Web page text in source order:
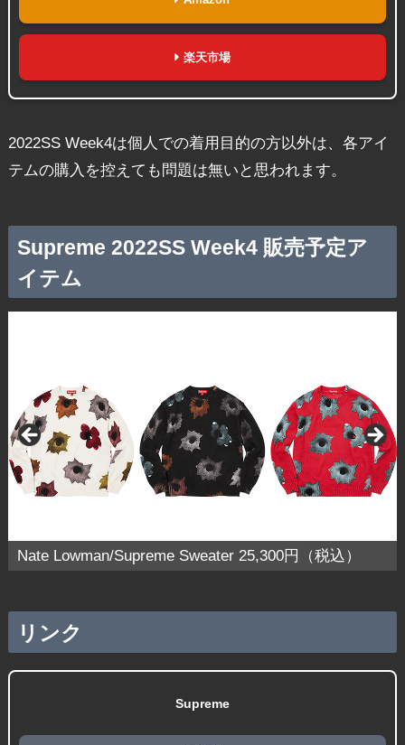
楽天市場
2022SS Week4は個人での着用目的の方以外は、各アイ
テムの購入を控えても問題は無いと思われます。
Supreme 2022SS Week4 販売予定ア
イテム
Nate Lowman/Supreme Sweater 25,300円（税込）
リンク
Supreme